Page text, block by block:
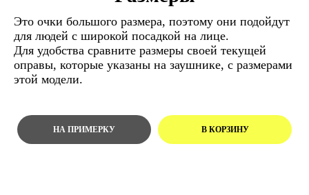
Это очки большого размера, поэтому они подойдут
для людей с широкой посадкой на лице.
Для удобства сравните размеры своей текущей
оправы, которые указаны на заушнике, с размерами
этой модели.